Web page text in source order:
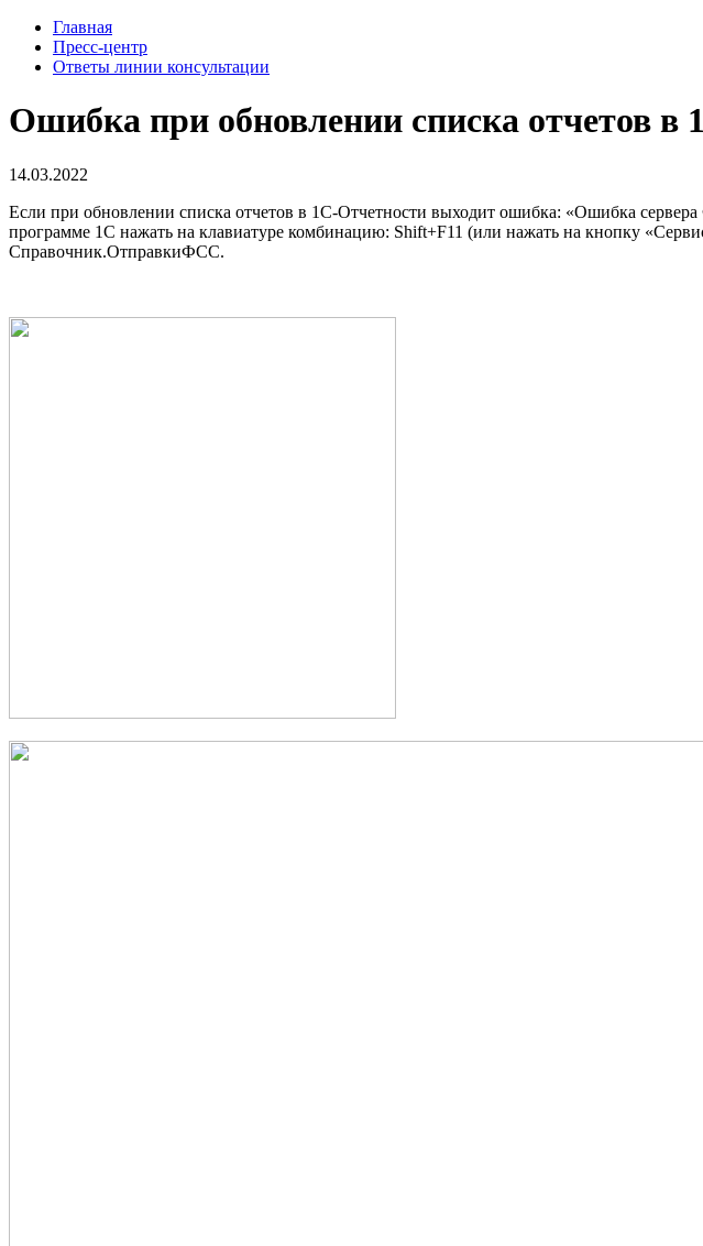
Главная
Пресс-центр
Ответы линии консультации
Ошибка при обновлении списка отчетов в
14.03.2022
Если при обновлении списка отчетов в 1С-Отчетности выходит ошибка: «Ошибка
программе 1С нажать на клавиатуре комбинацию: Shift+F11 (или нажать на кнопку
Справочник.ОтправкиФСС.